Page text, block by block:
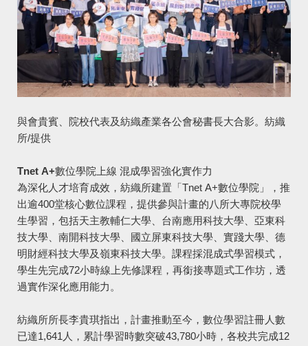
與會貴賓、院校代表及紡織產業各公會秘書長大合影。紡織
所/提供
Tnet A+數位學院上線 混成學習強化實作力
為深化人才培育成效，紡織所建置「Tnet A+數位學院」，推
出逾400堂核心數位課程，提供參與計畫的八所大專院校學
生學習，包括天主教輔仁大學、台南應用科技大學、亞東科
技大學、南開科技大學、國立屏東科技大學、實踐大學、德
明財經科技大學及嶺東科技大學。課程採混成式學習模式，
學生先完成72小時線上先修課程，再銜接專題式工作坊，透
過實作深化應用能力。
紡織所所長李貴琪指出，計畫推動至今，數位學習註冊人數
已達1,641人，累計學習時數突破43,780小時，各校共完成12